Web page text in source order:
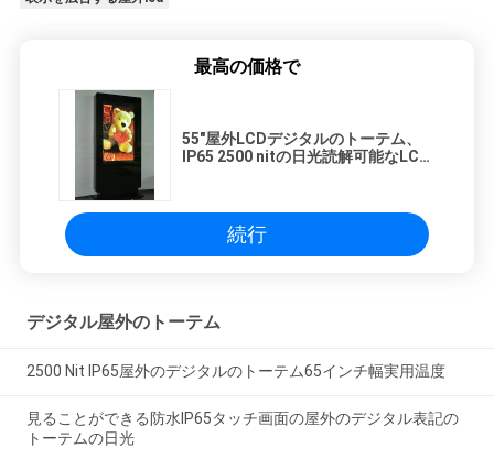
最高の価格で
55"屋外LCDデジタルのトーテム、
IP65 2500 nitの日光読解可能なLCD
続行
デジタル屋外のトーテム
2500 Nit IP65屋外のデジタルのトーテム65インチ幅実用温度
見ることができる防水IP65タッチ画面の屋外のデジタル表記の
トーテムの日光